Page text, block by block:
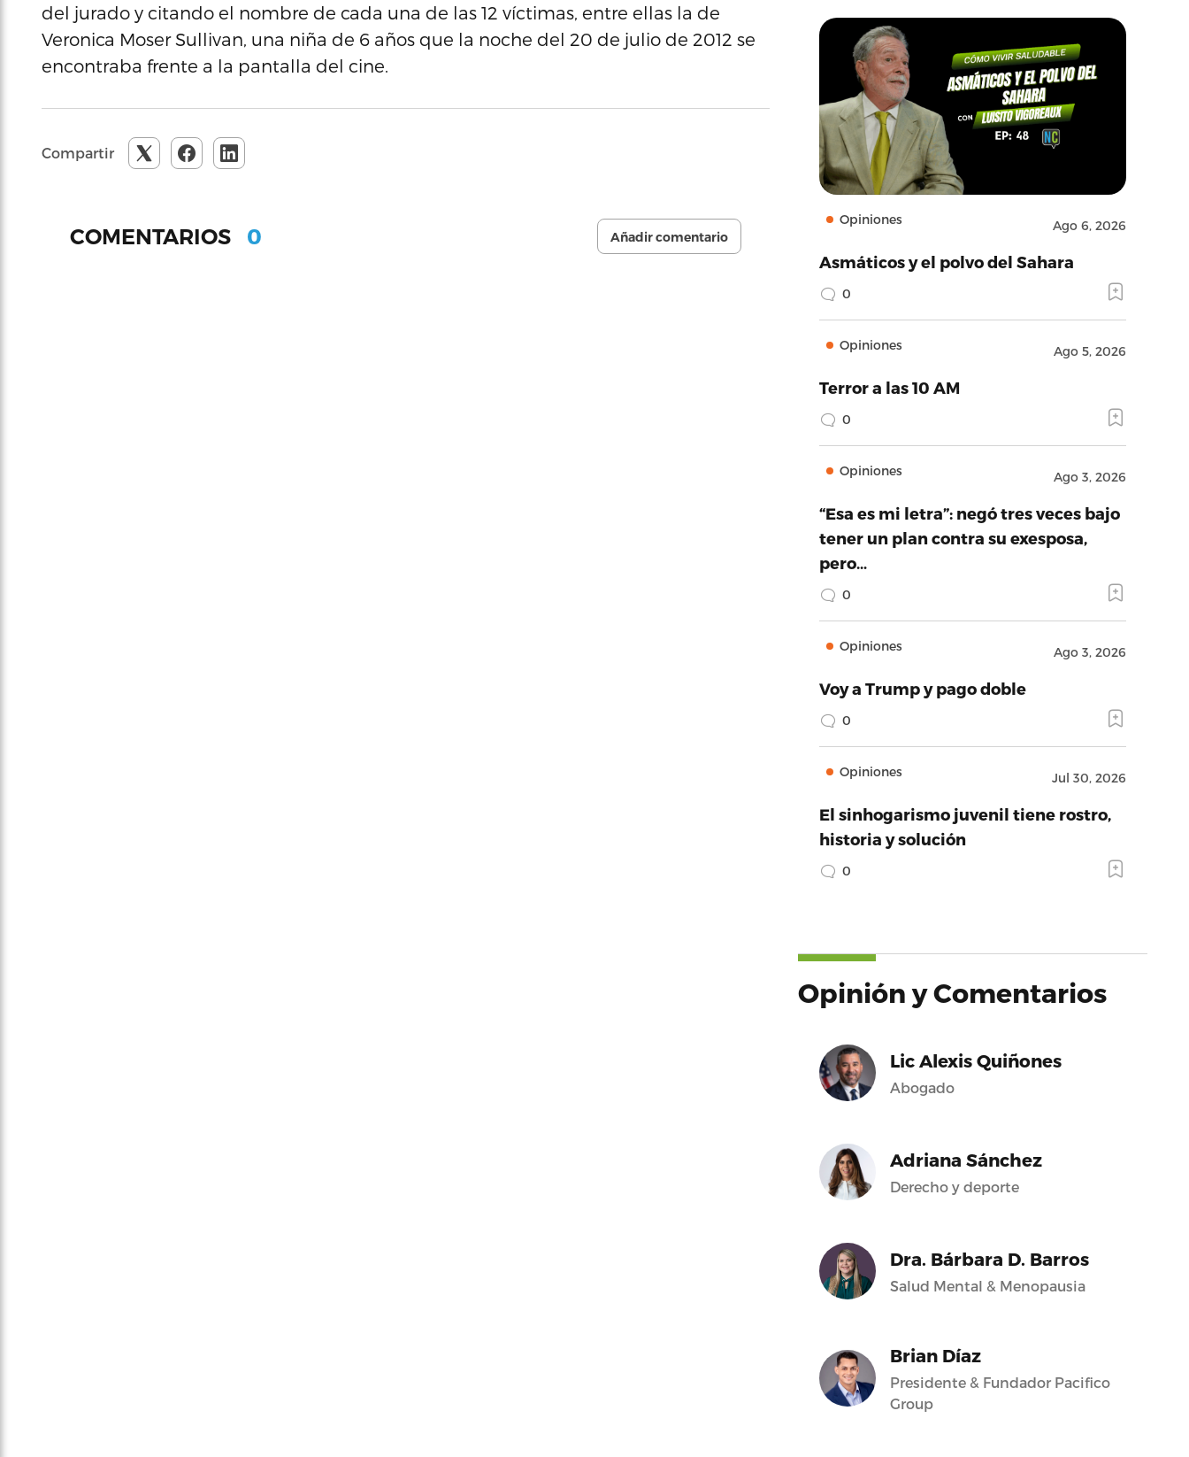
del jurado y citando el nombre de cada una de las 12 víctimas, entre ellas la de
Veronica Moser Sullivan, una niña de 6 años que la noche del 20 de julio de 2012 se
encontraba frente a la pantalla del cine.
Compartir
COMENTARIOS 0 Añadir comentario
Opiniones Ago 6, 2026
Asmáticos y el polvo del Sahara
0
Opiniones Ago 5, 2026
Terror a las 10 AM
0
Opiniones Ago 3, 2026
“Esa es mi letra”: negó tres veces bajo
tener un plan contra su exesposa,
pero…
0
Opiniones Ago 3, 2026
Voy a Trump y pago doble
0
Opiniones Jul 30, 2026
El sinhogarismo juvenil tiene rostro,
historia y solución
0
Opinión y Comentarios
Lic Alexis Quiñones
Abogado
Adriana Sánchez
Derecho y deporte
Dra. Bárbara D. Barros
Salud Mental & Menopausia
Brian Díaz
Presidente & Fundador Pacifico
Group